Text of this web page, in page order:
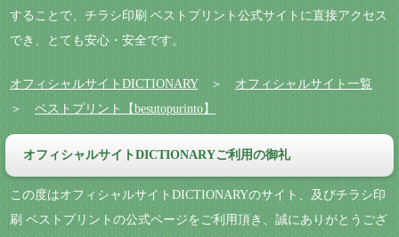
することで、チラシ印刷 ベストプリント公式サイトに直接アクセス
でき、とても安心・安全です。
オフィシャルサイトDICTIONARY＞ オフィシャルサイト一覧
＞ ベストプリント【besutopurinto】
オフィシャルサイトDICTIONARYご利用の御礼
この度はオフィシャルサイトDICTIONARYのサイト、及びチラシ印
刷 ベストプリントの公式ページをご利用頂き、誠にありがとうござ